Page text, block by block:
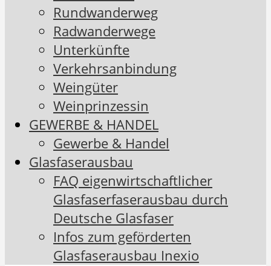
Rundwanderweg
Radwanderwege
Unterkünfte
Verkehrsanbindung
Weingüter
Weinprinzessin
GEWERBE & HANDEL
Gewerbe & Handel
Glasfaserausbau
FAQ eigenwirtschaftlicher
Glasfaserfaserausbau durch
Deutsche Glasfaser
Infos zum geförderten
Glasfaserausbau Inexio